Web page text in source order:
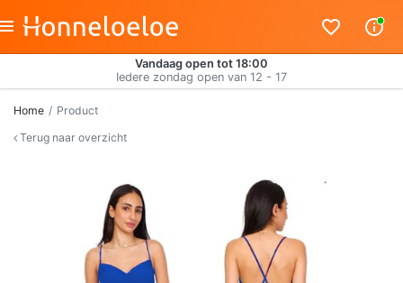
Vandaag open tot 18:00
Iedere zondag open van 12 - 17
Home
Product
Terug naar overzicht